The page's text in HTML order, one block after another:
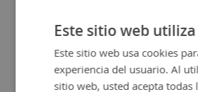
Este sitio web
Este sitio web usa cookies
experiencia del usuario. Al
sitio web, usted acepta todas